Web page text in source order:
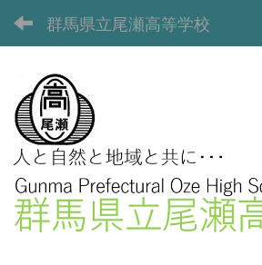
群馬県立尾瀬高等学校